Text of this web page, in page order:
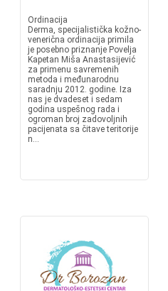
Ordinacija
Derma, specijalistička kožno-
venerična ordinacija primila
je posebno priznanje Povelja
Kapetan Miša Anastasijević
za primenu savremenih
metoda i međunarodnu
saradnju 2012. godine. Iza
nas je dvadeset i sedam
godina uspešnog rada i
ogroman broj zadovoljnih
pacijenata sa čitave teritorije
n...